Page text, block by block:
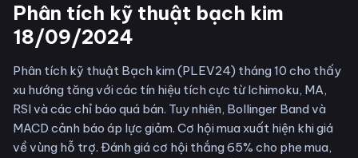
Phân tích kỹ thuật bạch kim
18/09/2024
Phân tích kỹ thuật Bạch kim (PLEV24) tháng 10 cho thấy
xu hướng tăng với các tín hiệu tích cực từ Ichimoku, MA,
RSI và các chỉ báo quá bán. Tuy nhiên, Bollinger Band và
MACD cảnh báo áp lực giảm. Cơ hội mua xuất hiện khi giá
về vùng hỗ trợ. Đánh giá cơ hội thắng 65% cho phe mua,